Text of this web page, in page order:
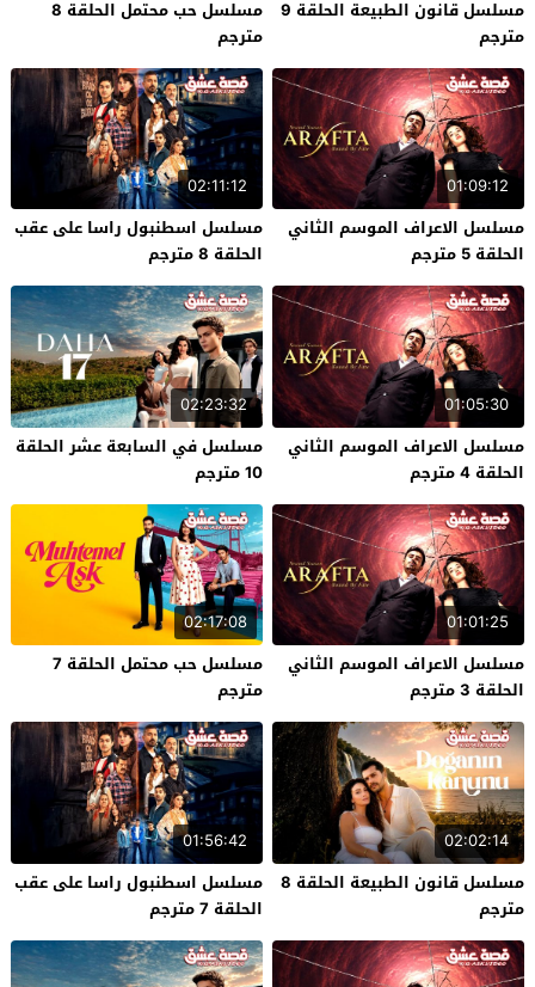
مسلسل قانون الطبيعة الحلقة 9
مترجم
مسلسل حب محتمل الحلقة 8
مترجم
01:09:12
مسلسل الاعراف الموسم الثاني
الحلقة 5 مترجم
02:11:12
مسلسل اسطنبول راسا على عقب
الحلقة 8 مترجم
01:05:30
مسلسل الاعراف الموسم الثاني
الحلقة 4 مترجم
02:23:32
مسلسل في السابعة عشر الحلقة
10 مترجم
01:01:25
مسلسل الاعراف الموسم الثاني
الحلقة 3 مترجم
02:17:08
مسلسل حب محتمل الحلقة 7
مترجم
02:02:14
مسلسل قانون الطبيعة الحلقة 8
مترجم
01:56:42
مسلسل اسطنبول راسا على عقب
الحلقة 7 مترجم